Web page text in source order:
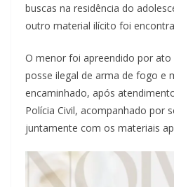
buscas na residência do
outro material ilícito foi
O menor foi apreendido por
posse ilegal de arma de fogo e
encaminhado, após
Polícia Civil, acompanhado por
juntamente com os materiais